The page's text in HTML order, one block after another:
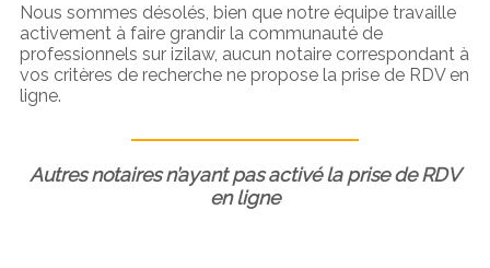
Nous sommes désolés, bien que notre équipe travaille
activement à faire grandir la communauté de
professionnels sur izilaw, aucun notaire correspondant à
vos critères de recherche ne propose la prise de RDV en
ligne.
Autres notaires n’ayant pas activé la prise de RDV
en ligne